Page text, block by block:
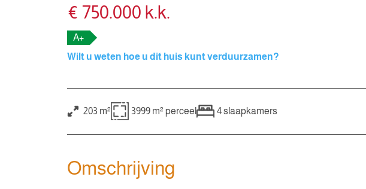
€ 750.000 k.k.
A+
Wilt u weten hoe u dit huis kunt verduurzamen?
203 m² 3999 m² perceel 4slaapkamers
Omschrijving